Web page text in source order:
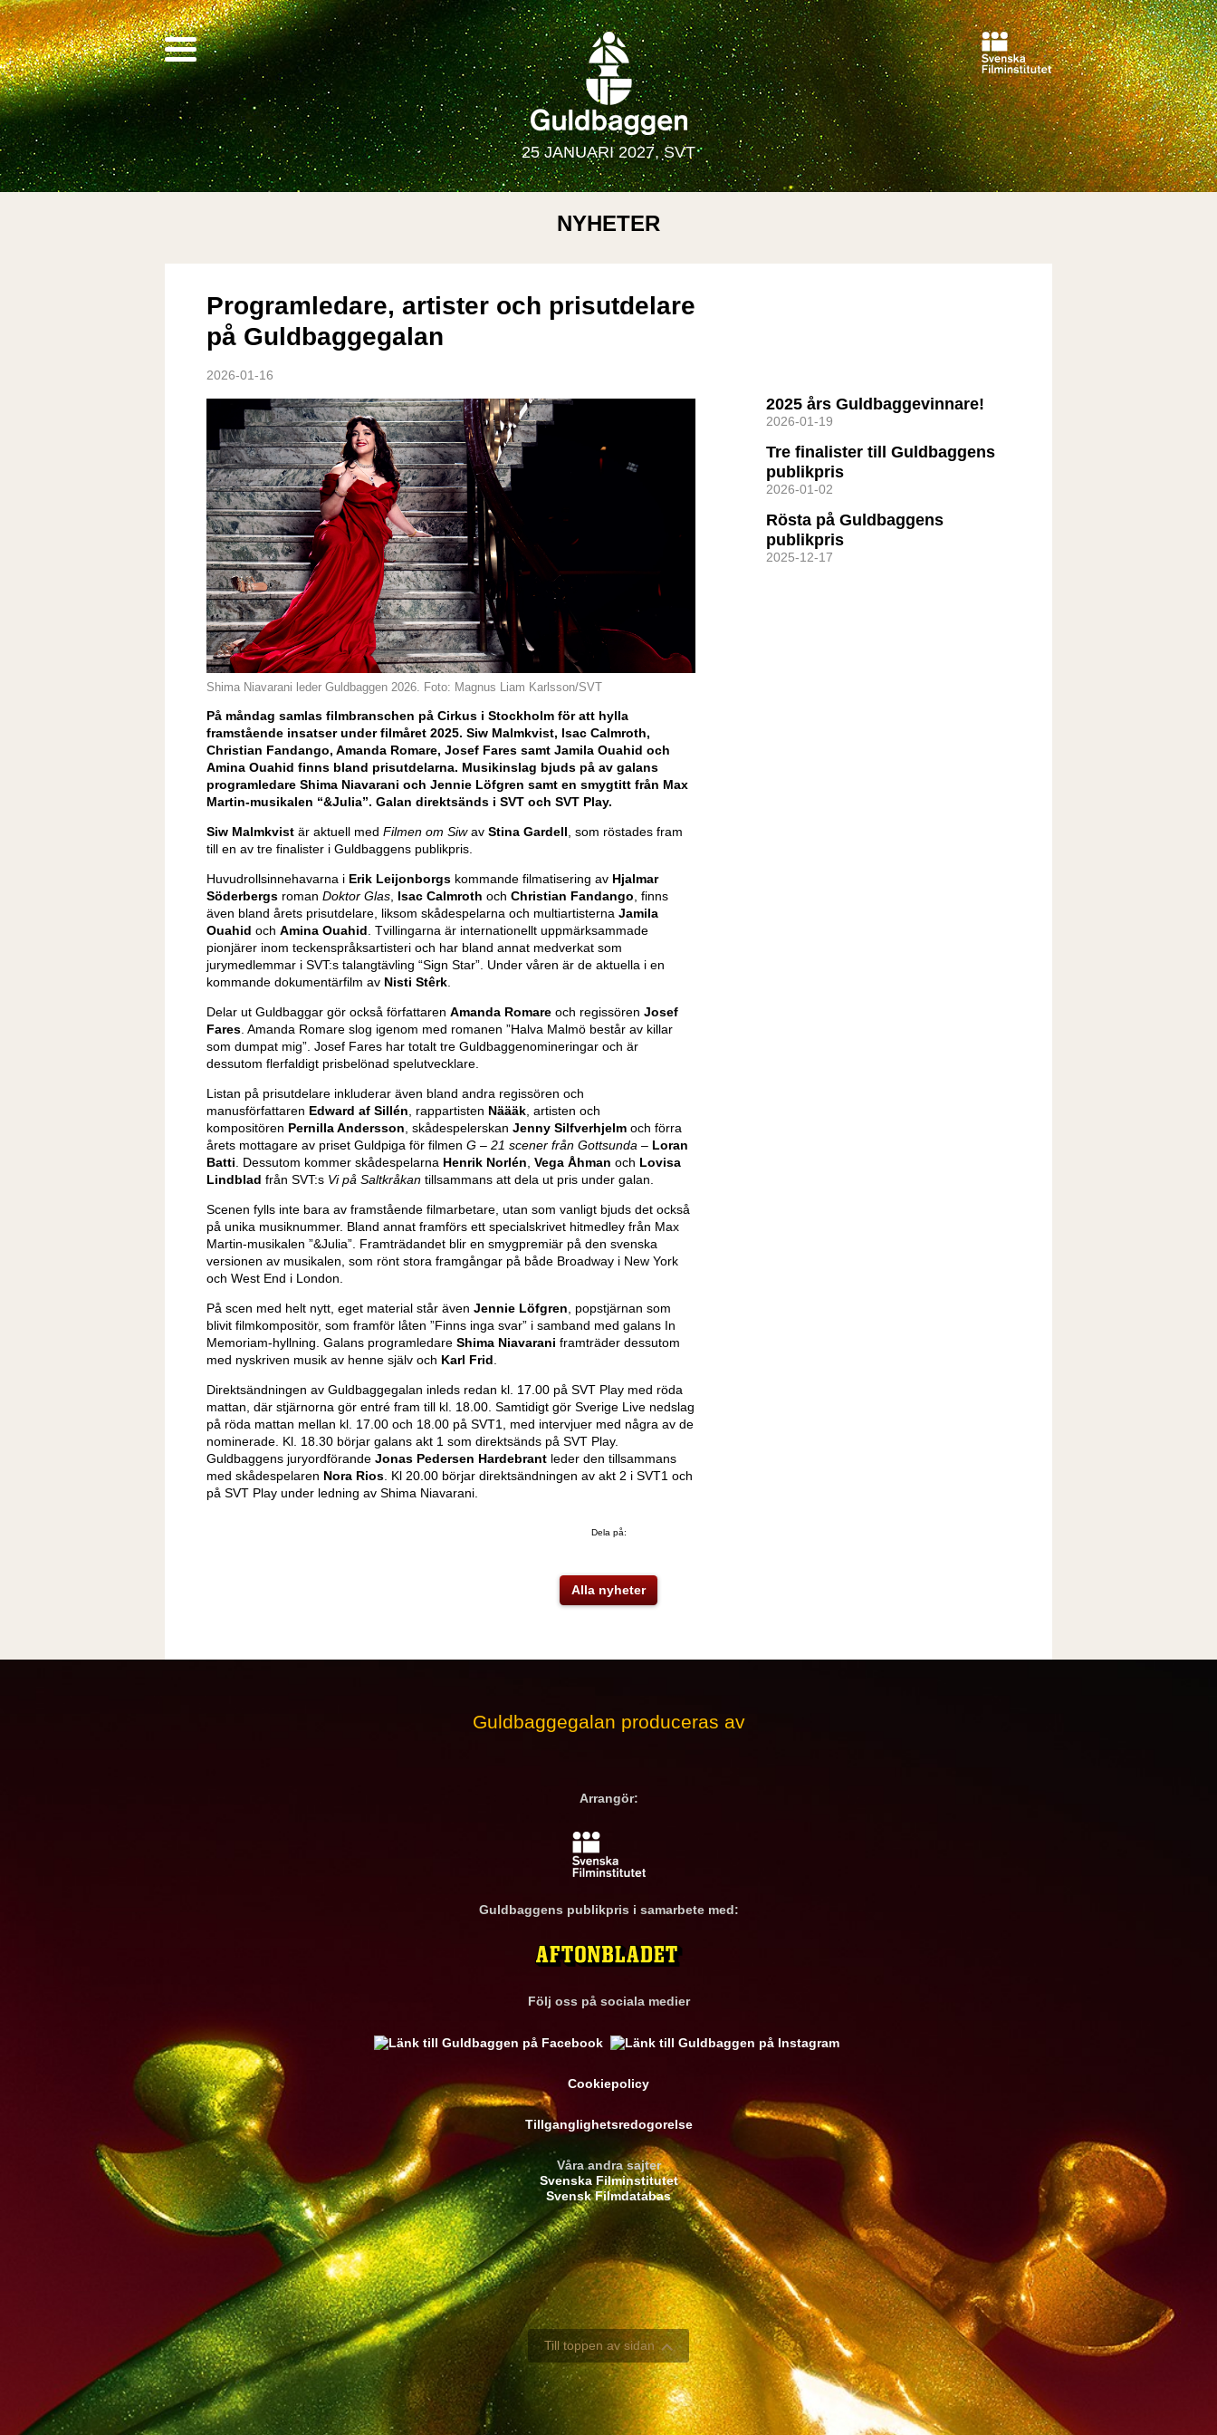
25 JANUARI 2027, SVT
NYHETER
Programledare, artister och prisutdelare
på Guldbaggegalan
2026-01-16
Shima Niavarani leder Guldbaggen 2026. Foto: Magnus Liam Karlsson/SVT
På måndag samlas filmbranschen på Cirkus i Stockholm för att hylla
framstående insatser under filmåret 2025. Siw Malmkvist, Isac Calmroth,
Christian Fandango, Amanda Romare, Josef Fares samt Jamila Ouahid och
Amina Ouahid finns bland prisutdelarna. Musikinslag bjuds på av galans
programledare Shima Niavarani och Jennie Löfgren samt en smygtitt från Max
Martin-musikalen “&Julia”. Galan direktsänds i SVT och SVT Play.
Siw Malmkvist är aktuell med Filmen om Siwav Stina Gardell, som röstades fram
till en av tre finalister i Guldbaggens publikpris.
Huvudrollsinnehavarna i Erik Leijonborgs kommande filmatisering av Hjalmar
Söderbergs roman Doktor Glas, Isac Calmroth och Christian Fandango, finns
även bland årets prisutdelare, liksom skådespelarna och multiartisterna Jamila
Ouahid och Amina Ouahid. Tvillingarna är internationellt uppmärksammade
pionjärer inom teckenspråksartisteri och har bland annat medverkat som
jurymedlemmar i SVT:s talangtävling “Sign Star”. Under våren är de aktuella i en
kommande dokumentärfilm av Nisti Stêrk.
Delar ut Guldbaggar gör också författaren Amanda Romare och regissören Josef
Fares. Amanda Romare slog igenom med romanen ”Halva Malmö består av killar
som dumpat mig”. Josef Fares har totalt tre Guldbaggenomineringar och är
dessutom flerfaldigt prisbelönad spelutvecklare.
Listan på prisutdelare inkluderar även bland andra regissören och
manusförfattaren Edward af Sillén, rappartisten Näääk, artisten och
kompositören Pernilla Andersson, skådespelerskan Jenny Silfverhjelm och förra
årets mottagare av priset Guldpiga för filmen G – 21 scener från Gottsunda – Loran
Batti. Dessutom kommer skådespelarna Henrik Norlén, Vega Åhman och Lovisa
Lindblad från SVT:s Vi på Saltkråkan tillsammans att dela ut pris under galan.
Scenen fylls inte bara av framstående filmarbetare, utan som vanligt bjuds det också
på unika musiknummer. Bland annat framförs ett specialskrivet hitmedley från Max
Martin-musikalen ”&Julia”. Framträdandet blir en smygpremiär på den svenska
versionen av musikalen, som rönt stora framgångar på både Broadway i New York
och West End i London.
På scen med helt nytt, eget material står även Jennie Löfgren, popstjärnan som
blivit filmkompositör, som framför låten ”Finns inga svar” i samband med galans In
Memoriam-hyllning. Galans programledare Shima Niavarani framträder dessutom
med nyskriven musik av henne själv och Karl Frid.
Direktsändningen av Guldbaggegalan inleds redan kl. 17.00 på SVT Play med röda
mattan, där stjärnorna gör entré fram till kl. 18.00. Samtidigt gör Sverige Live nedslag
på röda mattan mellan kl. 17.00 och 18.00 på SVT1, med intervjuer med några av de
nominerade. Kl. 18.30 börjar galans akt 1 som direktsänds på SVT Play.
Guldbaggens juryordförande Jonas Pedersen Hardebrant leder den tillsammans
med skådespelaren Nora Rios. Kl 20.00 börjar direktsändningen av akt 2 i SVT1 och
på SVT Play under ledning av Shima Niavarani.
2025 års Guldbaggevinnare!
2026-01-19
Tre finalister till Guldbaggens
publikpris
2026-01-02
Rösta på Guldbaggens
publikpris
2025-12-17
Dela på:
Alla nyheter
Guldbaggegalan produceras av
Arrangör:
Guldbaggens publikpris i samarbete med:
Följ oss på sociala medier
Cookiepolicy
Tillganglighetsredogorelse
Våra andra sajter
Svenska Filminstitutet
Svensk Filmdatabas
Till toppen av sidan